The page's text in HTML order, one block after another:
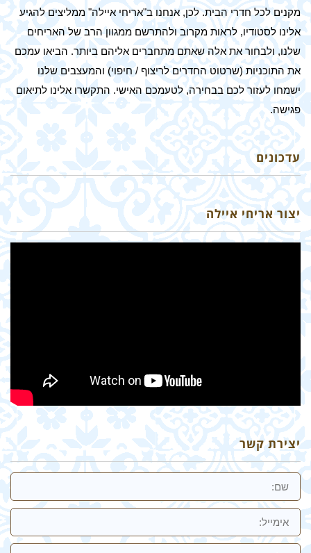
מקנים לכל חדרי הבית. לכן, אנחנו ב"אריחי איילה" ממליצים להגיע
אלינו לסטודיו, לראות מקרוב ולהתרשם ממגוון הרב של האריחים
שלנו, ולבחור את אלה שאתם מתחברים אליהם ביותר. הביאו עמכם
את התוכניות (שרטוט החדרים לריצוף / חיפוי) והמעצבים שלנו
ישמחו לעזור לכם בבחירה, לטעמכם האישי. התקשרו אלינו לתיאום
פגישה.
עדכונים
איך מסירים כתמים מאריחי בטון?
יצור אריחי איילה
יצירת קשר
שם
אימייל